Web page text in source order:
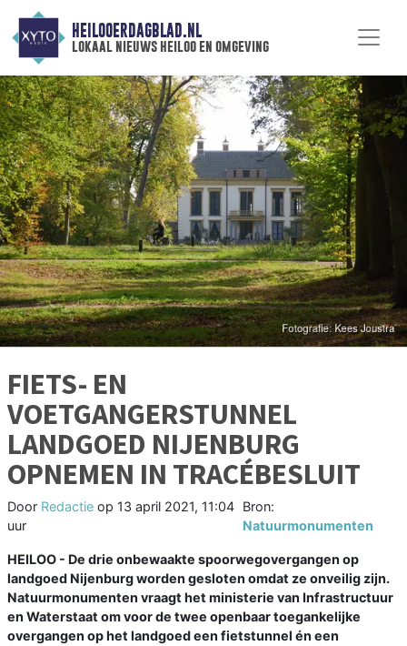
HEILOOERDAGBLAD.NL
lokaal nieuws heiloo en omgeving
FIETS- EN
VOETGANGERSTUNNEL
LANDGOED NIJENBURG
OPNEMEN IN TRACÉBESLUIT
Door Redactie op 13 april 2021, 11:04
uur
Bron:
Natuurmonumenten
HEILOO - De drie onbewaakte spoorwegovergangen op
landgoed Nijenburg worden gesloten omdat ze onveilig zijn.
Natuurmonumenten vraagt het ministerie van Infrastructuur
en Waterstaat om voor de twee openbaar toegankelijke
overgangen op het landgoed een fietstunnel én een